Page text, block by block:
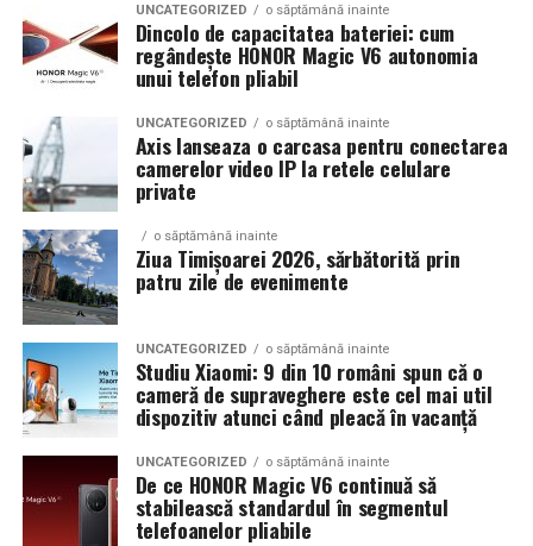
UNCATEGORIZED o săptămână inainte
Dincolo de capacitatea bateriei: cum
regândește HONOR Magic V6 autonomia
unui telefon pliabil
UNCATEGORIZED o săptămână inainte
Axis lanseaza o carcasa pentru conectarea
camerelor video IP la retele celulare
private
o săptămână inainte
Ziua Timișoarei 2026, sărbătorită prin
patru zile de evenimente
UNCATEGORIZED o săptămână inainte
Studiu Xiaomi: 9 din 10 români spun că o
cameră de supraveghere este cel mai util
dispozitiv atunci când pleacă în vacanță
UNCATEGORIZED o săptămână inainte
De ce HONOR Magic V6 continuă să
stabilească standardul în segmentul
telefoanelor pliabile